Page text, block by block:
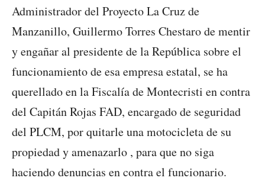
Administrador del Proyecto La Cruz de
Manzanillo, Guillermo Torres Chestaro de mentir
y engañar al presidente de la República sobre el
funcionamiento de esa empresa estatal, se ha
querellado en la Fiscalía de Montecristi en contra
del Capitán Rojas FAD, encargado de seguridad
del PLCM, por quitarle una motocicleta de su
propiedad y amenazarlo , para que no siga
haciendo denuncias en contra el funcionario.